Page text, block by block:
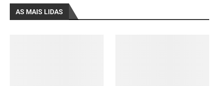
AS MAIS LIDAS